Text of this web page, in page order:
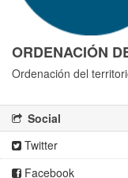
ORDENACIÓN
Ordenación del
Social
Twitter
Facebook